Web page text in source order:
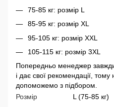
75-85 кг: розмір L
85-95 кг: розмір XL
95-105 кг: розмір XXL
105-115 кг: розмір 3XL
Попередньо менеджер
і дає свої рекомендації,
допоможемо з підбором.
Розмір
L (75-85 кг)